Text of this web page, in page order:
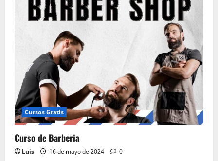
Cursos Gratis
Curso de Barberia
Luis 16 de mayo de 2024 0